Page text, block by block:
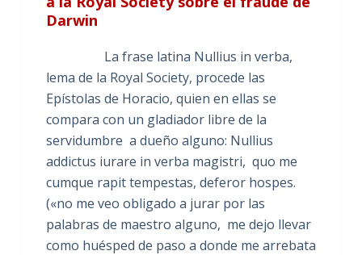
Darwin
La frase latina Nullius in verba,
lema de la Royal Society, procede las
Epístolas de Horacio, quien en ellas se
compara con un gladiador libre de la
servidumbre a dueño alguno: Nullius
addictus iurare in verba magistri, quo me
cumque rapit tempestas, deferor hospes.
(«no me veo obligado a jurar por las
palabras de maestro alguno, me dejo llevar
como huésped de paso a donde me arrebata